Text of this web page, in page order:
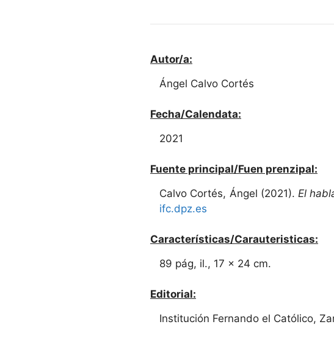
Autor/a:
Ángel Calvo Cortés
Fecha/Calendata:
2021
Fuente principal/Fuen prenzipal:
Calvo Cortés, Ángel (2021). El
ifc.dpz.es
Características/Carauteristicas:
89 pág, il., 17 x 24 cm.
Editorial:
Institución Fernando el Católico,